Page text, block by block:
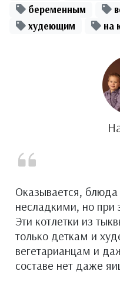
беременным
худеющим
на
Оказывается,
несладкими, но при
Эти котлетки из
только деткам и
вегетарианцам и
составе нет даже